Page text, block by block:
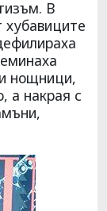
В
нощници,
а накрая с